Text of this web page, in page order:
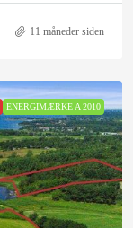
11 måneder siden
ENERGIMÆRKE A 2010